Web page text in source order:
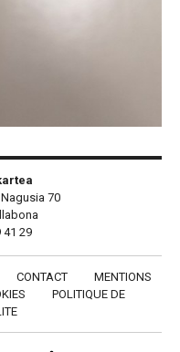
Nagusia 70
41 29
CONTACT
MENTIONS
POLITIQUE DE